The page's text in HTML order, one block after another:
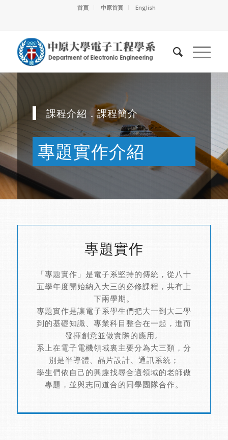
首頁 中原首頁 English
課程介紹．課程簡介
專題實作介紹
專題實作
「專題實作」是電子系堅持的傳統，從八十
五學年度開始納入大三的必修課程，共有上
下兩學期。
專題實作是讓電子系學生們把大一到大二學
到的基礎知識、專業科目整合在一起，進而
發揮創意並做實際的應用。
系上在電子電機領域裏主要分為大三類，分
別是半導體、晶片設計、通訊系統；
學生們依自己的興趣找尋合適領域的老師做
專題，並與志同道合的同學團隊合作。